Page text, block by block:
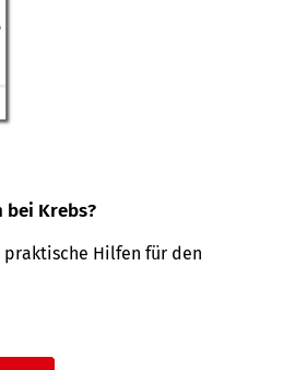
bei Krebs?
praktische Hilfen für den